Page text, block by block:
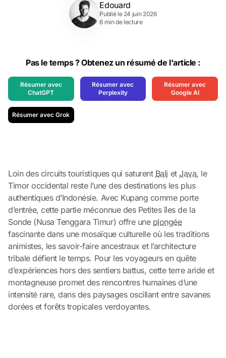
Loin des circuits touristiques qui saturent Bali etJava, le
Timor occidental reste l’une des destinations les plus
authentiques d’Indonésie. Avec Kupang comme porte
d’entrée, cette partie méconnue des Petites îles de la
Sonde (Nusa Tenggara Timur) offre une plongée
fascinante dans une mosaïque culturelle où les traditions
animistes, les savoir-faire ancestraux et l’architecture
tribale défient le temps. Pour les voyageurs en quête
d’expériences hors des sentiers battus, cette terre aride et
montagneuse promet des rencontres humaines d’une
intensité rare, dans des paysages oscillant entre savanes
dorées et forêts tropicales verdoyantes.
Edouard
Publié le 24 juin 2026
6 min de lecture
Pas le temps ? Obtenez un résumé de l'article :
Résumer avec
ChatGPT
Résumer avec
Perplexity
Résumer avec
Google AI
Résumer avec Grok